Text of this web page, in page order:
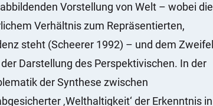
Vorstellung von Welt – wobei die
Verhältnis zum Repräsentierten,
steht (Scheerer 1992) – und dem Zweifel
Darstellung des Perspektivischen. In der
der Synthese zwischen
‚Welthaltigkeit‘ der Erkenntnis in